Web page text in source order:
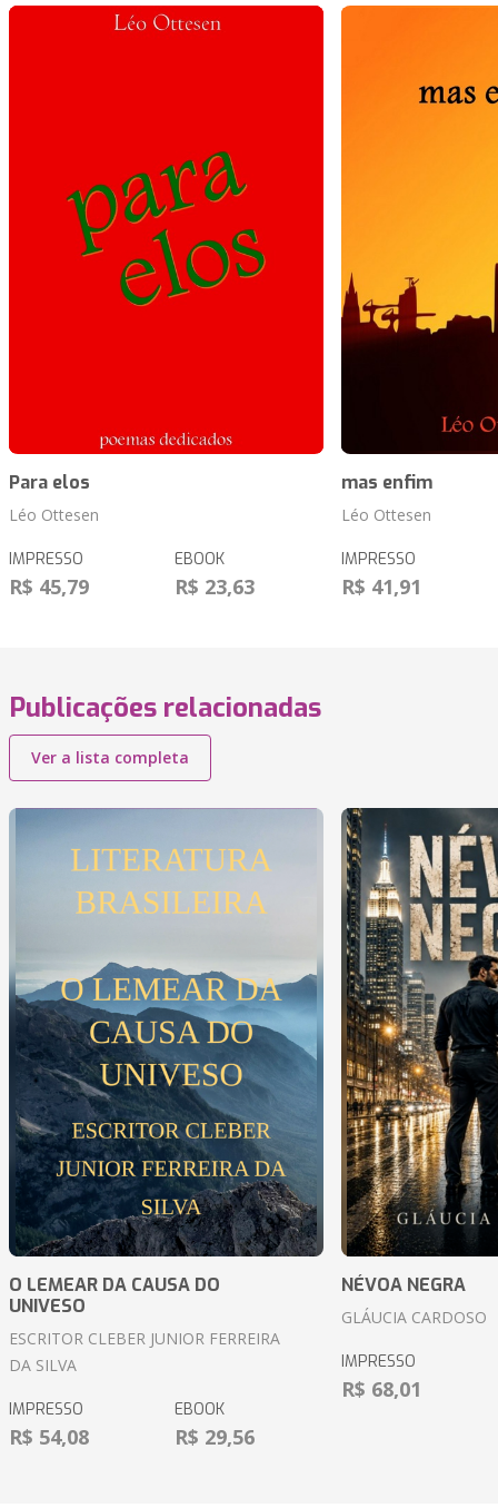
Para elos
Léo Ottesen
IMPRESSO
R$ 45,79
EBOOK
R$ 23,63
mas enfim
Léo Ottesen
IMPRESSO
R$ 41,91
Publicações relacionadas
Ver a lista completa
O LEMEAR DA CAUSA DO
UNIVESO
ESCRITOR CLEBER JUNIOR FERREIRA
DA SILVA
IMPRESSO
R$ 54,08
EBOOK
R$ 29,56
NÉVOA NEGRA
GLÁUCIA CARDOSO
IMPRESSO
R$ 68,01